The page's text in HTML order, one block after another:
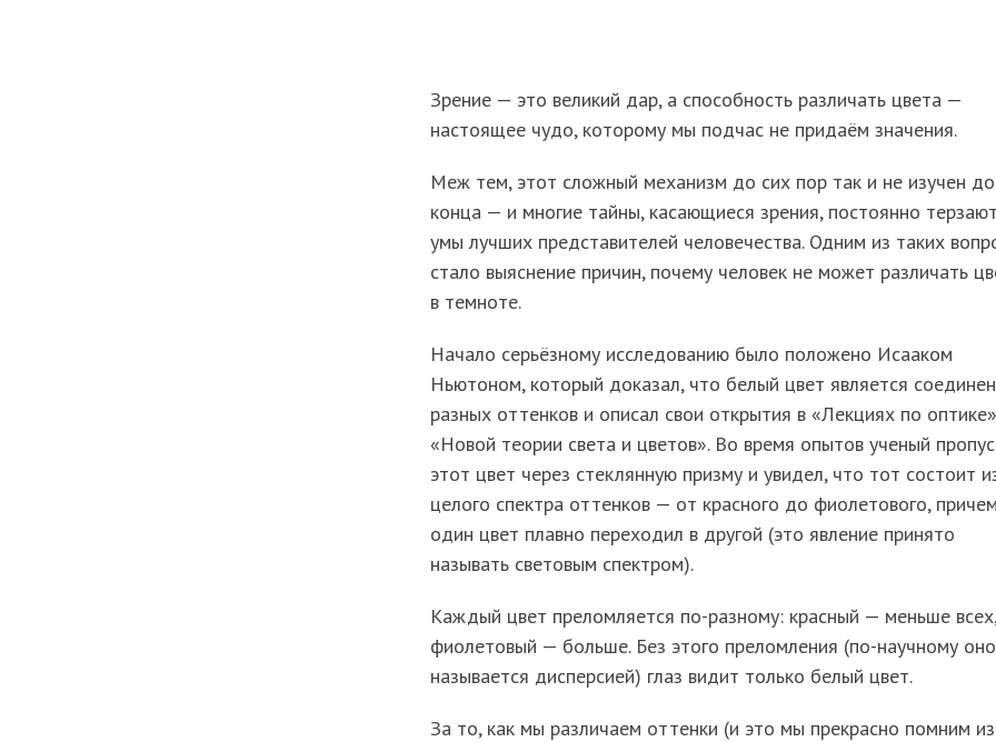
Зрение — это великий дар, а способность различать цвета —
настоящее чудо, которому мы подчас не придаём значения.
Меж тем, этот сложный механизм до сих пор так и не изучен до
конца — и многие тайны, касающиеся зрения, постоянно терзают
умы лучших представителей человечества. Одним из таких
стало выяснение причин, почему человек не может различать
в темноте.
Начало серьёзному исследованию было положено Исааком
Ньютоном, который доказал, что белый цвет является
разных оттенков и описал свои открытия в «Лекциях по
«Новой теории света и цветов». Во время опытов ученый
этот цвет через стеклянную призму и увидел, что тот состоит
целого спектра оттенков — от красного до фиолетового, причем
один цвет плавно переходил в другой (это явление принято
называть световым спектром).
Каждый цвет преломляется по-разному: красный — меньше всех,
фиолетовый — больше. Без этого преломления (по-научному оно
называется дисперсией) глаз видит только белый цвет.
За то, как мы различаем оттенки (и это мы прекрасно помним из